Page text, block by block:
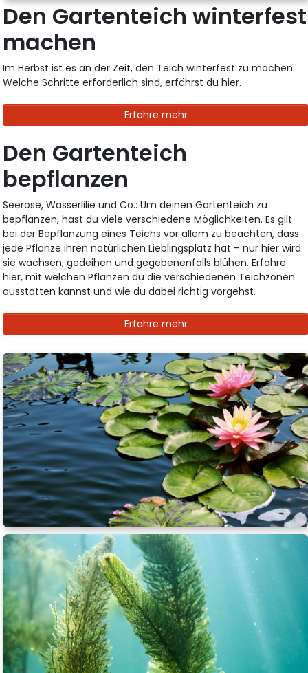
Den Gartenteich winterfest
machen
Im Herbst ist es an der Zeit, den Teich winterfest zu machen.
Welche Schritte erforderlich sind, erfährst du hier.
Erfahre mehr
Den Gartenteich
bepflanzen
Seerose, Wasserlilie und Co.: Um deinen Gartenteich zu
bepflanzen, hast du viele verschiedene Möglichkeiten. Es gilt
bei der Bepflanzung eines Teichs vor allem zu beachten, dass
jede Pflanze ihren natürlichen Lieblingsplatz hat – nur hier wird
sie wachsen, gedeihen und gegebenenfalls blühen. Erfahre
hier, mit welchen Pflanzen du die verschiedenen Teichzonen
ausstatten kannst und wie du dabei richtig vorgehst.
Erfahre mehr